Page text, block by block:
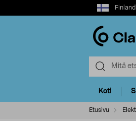
Select
market
Finland
Koti
Etusivu